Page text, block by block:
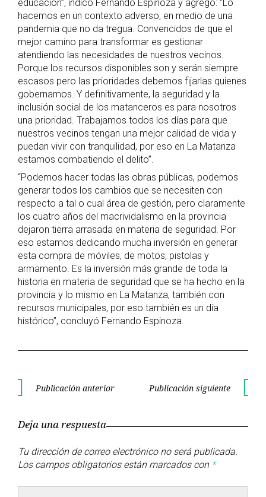
educación”, indicó Fernando Espinoza y agregó: “Lo
hacemos en un contexto adverso, en medio de una
pandemia que no da tregua. Convencidos de que el
mejor camino para transformar es gestionar
atendiendo las necesidades de nuestros vecinos.
Porque los recursos disponibles son y serán siempre
escasos pero las prioridades debemos fijarlas quienes
gobernamos. Y definitivamente, la seguridad y la
inclusión social de los matanceros es para nosotros
una prioridad. Trabajamos todos los días para que
nuestros vecinos tengan una mejor calidad de vida y
puedan vivir con tranquilidad, por eso en La Matanza
estamos combatiendo el delito”.
“Podemos hacer todas las obras públicas, podemos
generar todos los cambios que se necesiten con
respecto a tal o cual área de gestión, pero claramente
los cuatro años del macrividalismo en la provincia
dejaron tierra arrasada en materia de seguridad. Por
eso estamos dedicando mucha inversión en generar
esta compra de móviles, de motos, pistolas y
armamento. Es la inversión más grande de toda la
historia en materia de seguridad que se ha hecho en la
provincia y lo mismo en La Matanza, también con
recursos municipales, por eso también es un día
histórico”, concluyó Fernando Espinoza.
Navegación
entradas
Publicación anterior Publicación siguiente
Deja una respuesta
Tu dirección de correo electrónico no será publicada.
Los campos obligatorios están marcados con *